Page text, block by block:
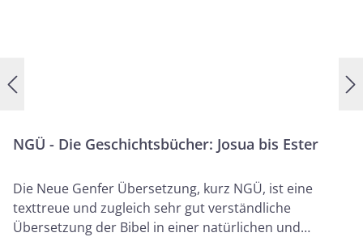
NGÜ - Die Geschichtsbücher: Josua bis Ester
Die Neue Genfer Übersetzung, kurz NGÜ, ist eine
texttreue und zugleich sehr gut verständliche
Übersetzung der Bibel in einer natürlichen und